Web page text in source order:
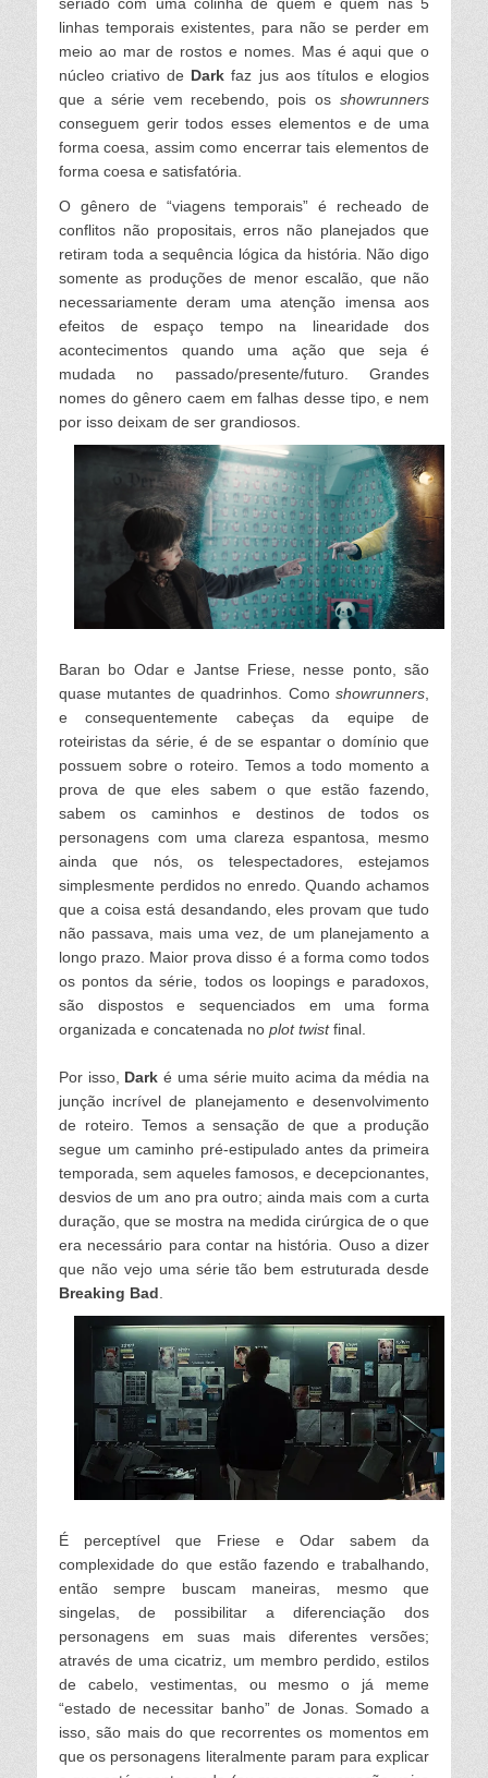
linhas temporais existentes, para não se perder em
meio ao mar de rostos e nomes. Mas é aqui que o
núcleo criativo de Dark faz jus aos títulos e elogios
que a série vem recebendo, pois os showrunners
conseguem gerir todos esses elementos e de uma
forma coesa, assim como encerrar tais elementos de
forma coesa e satisfatória.
O gênero de “viagens temporais” é recheado de
conflitos não propositais, erros não planejados que
retiram toda a sequência lógica da história. Não digo
somente as produções de menor escalão, que não
necessariamente deram uma atenção imensa aos
efeitos de espaço tempo na linearidade dos
acontecimentos quando uma ação que seja é
mudada no passado/presente/futuro. Grandes
nomes do gênero caem em falhas desse tipo, e nem
por isso deixam de ser grandiosos.
Baran bo Odar e Jantse Friese, nesse ponto, são
quase mutantes de quadrinhos. Como showrunners
e consequentemente cabeças da equipe de
roteiristas da série, é de se espantar o domínio que
possuem sobre o roteiro. Temos a todo momento a
prova de que eles sabem o que estão fazendo,
sabem os caminhos e destinos de todos os
personagens com uma clareza espantosa, mesmo
ainda que nós, os telespectadores, estejamos
simplesmente perdidos no enredo. Quando achamos
que a coisa está desandando, eles provam que tudo
não passava, mais uma vez, de um planejamento a
longo prazo. Maior prova disso é a forma como todos
os pontos da série, todos os loopings e paradoxos,
são dispostos e sequenciados em uma forma
organizada e concatenada no plot twistfinal.
Por isso, Darké uma série muito acima da média na
junção incrível de planejamento e desenvolvimento
de roteiro. Temos a sensação de que a produção
segue um caminho pré-estipulado antes da primeira
temporada, sem aqueles famosos, e decepcionantes,
desvios de um ano pra outro; ainda mais com a curta
duração, que se mostra na medida cirúrgica de o que
era necessário para contar na história. Ouso a dizer
que não vejo uma série tão bem estruturada desde
Breaking Bad
É perceptível que Friese e Odar sabem da
complexidade do que estão fazendo e trabalhando,
então sempre buscam maneiras, mesmo que
singelas, de possibilitar a diferenciação dos
personagens em suas mais diferentes versões;
através de uma cicatriz, um membro perdido, estilos
de cabelo, vestimentas, ou mesmo o já meme
“estado de necessitar banho” de Jonas. Somado a
isso, são mais do que recorrentes os momentos em
que os personagens literalmente param para explicar